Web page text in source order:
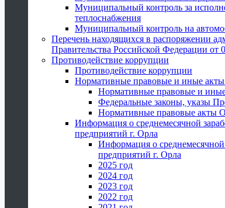
Муниципальный контроль за
теплоснабжения
Муниципальный контроль на
Перечень находящихся в распоряжении
Правительства Российской Федерации от
Противодействие коррупции
Противодействие коррупции
Нормативные правовые и иные акты
Нормативные правовые и
Федеральные законы, указы
Нормативные правовые акты
Информация о среднемесячной
предприятий г. Орла
Информация о
предприятий г. Орла
2025 год
2024 год
2023 год
2022 год